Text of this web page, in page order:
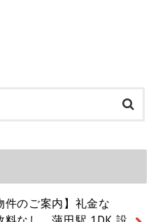
件のご案内】礼金な